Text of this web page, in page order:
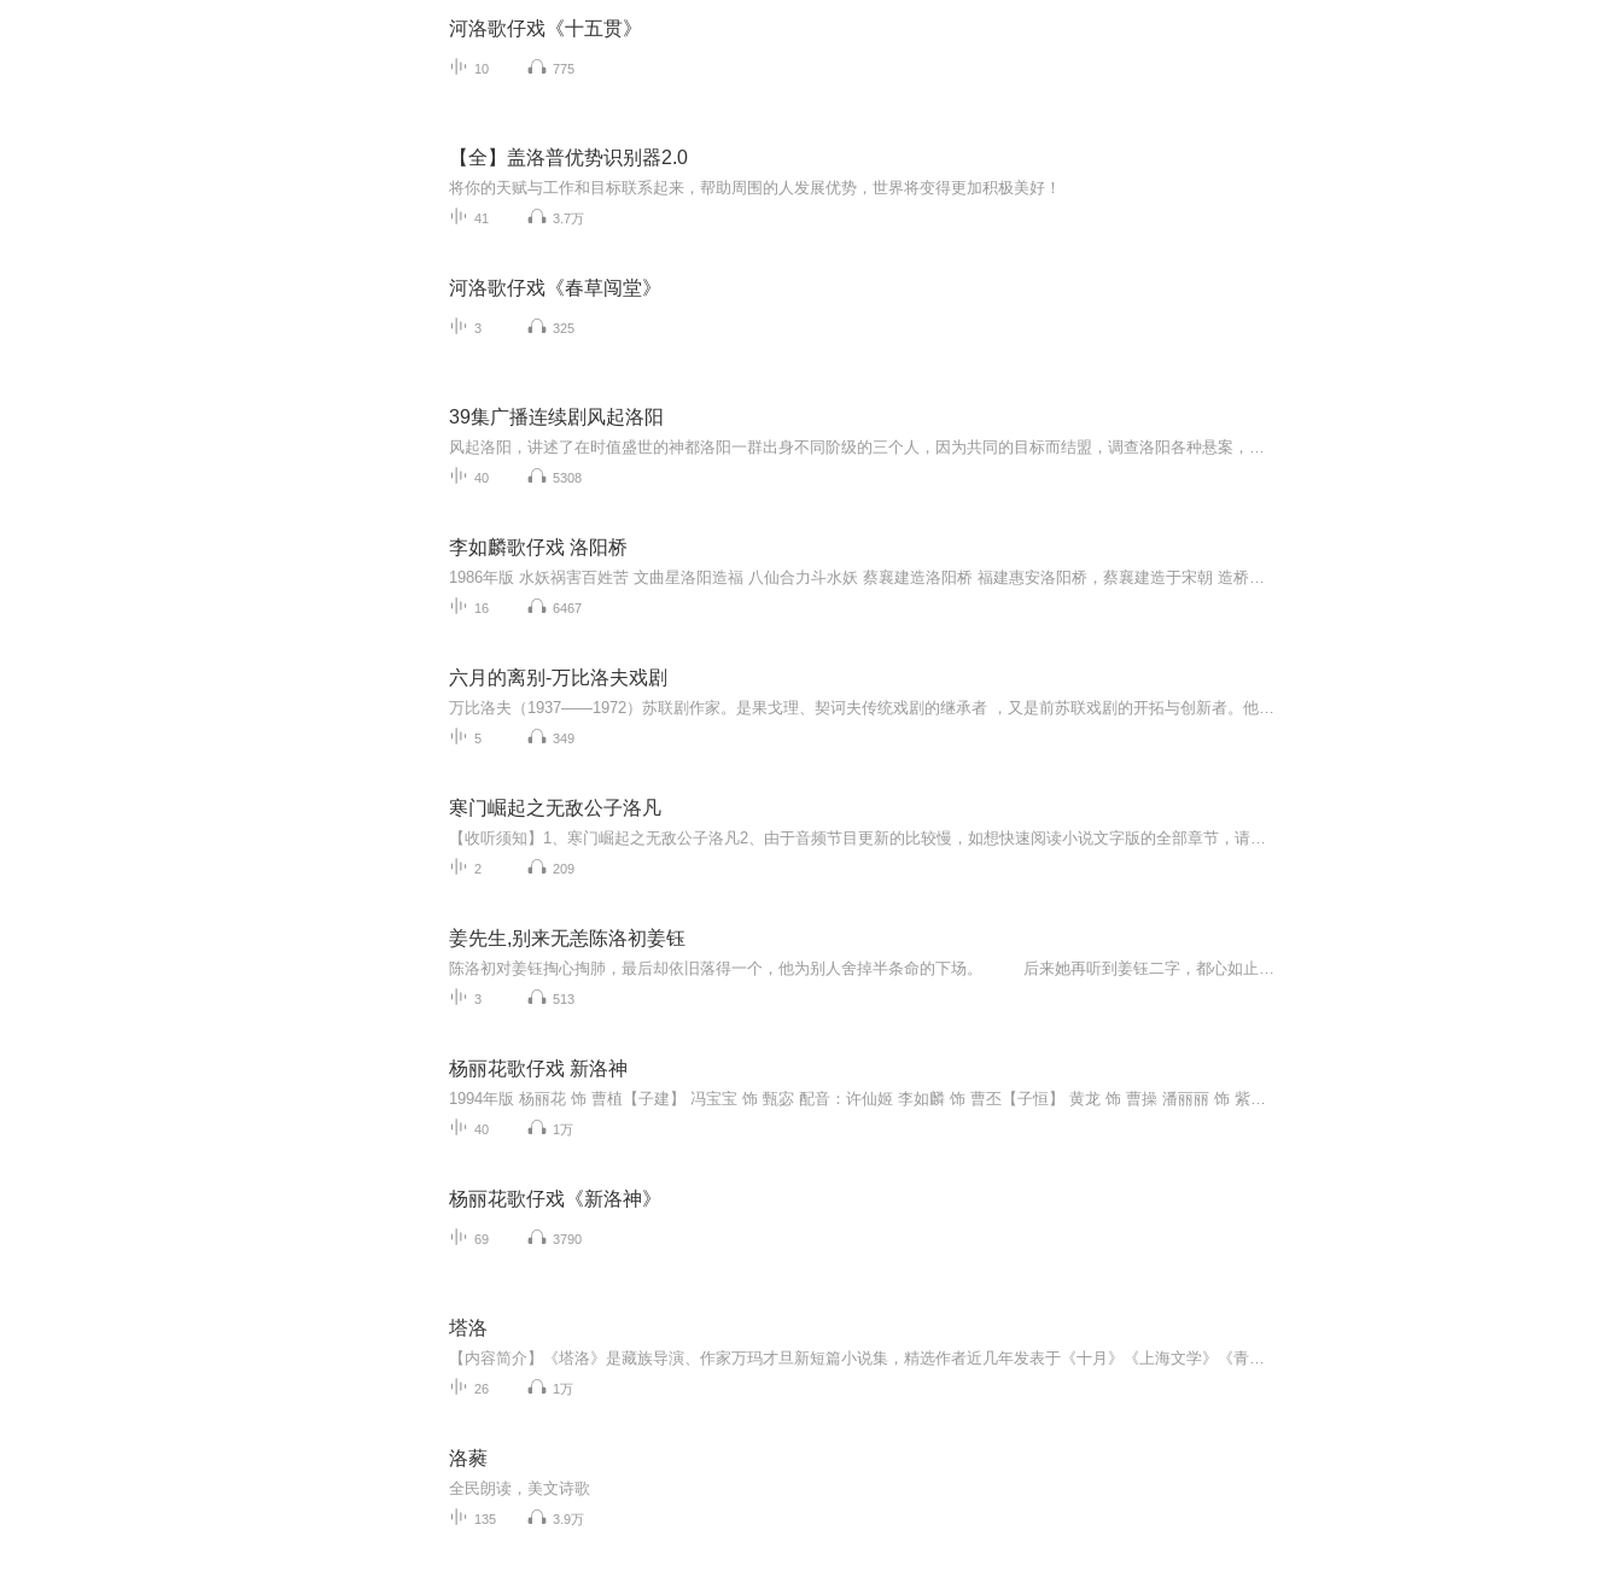
河洛歌仔戏《十五贯》
10 775
【全】盖洛普优势识别器2.0
将你的天赋与工作和目标联系起来，帮助周围的人发展优势，世界将变得更加积极美好！
41 3.7万
河洛歌仔戏《春草闯堂》
3 325
39集广播连续剧风起洛阳
风起洛阳，讲述了在时值盛世的神都洛阳一群出身不同阶级的三个人，因为共同的目标而结盟，调查洛阳各种悬案，最终粉碎春秋道的阴谋守护神都太平的故事。
40 5308
李如麟歌仔戏 洛阳桥
1986年版 水妖祸害百姓苦 文曲星洛阳造福 八仙合力斗水妖 蔡襄建造洛阳桥 福建惠安洛阳桥，蔡襄建造于宋朝 造桥故事很奇妙，中有八仙斗水妖 北极玄天上帝爷，遗留肚肠变龟蛇 也有排阵的蚂蚁，精彩内容整牛车 蔡福/蔡襄 - 李如麟 陈玉英 - 郭美珠 彩 云 - 杜玉琴 邱 拐 - 桂 冠 余 真 - 马维君 赵芙蓉 - 康铭惠 梁忠浩 - 唐美云 史仲春 - 王兰花
16 6467
六月的离别-万比洛夫戏剧
万比洛夫（1937——1972）苏联剧作家。是果戈理、契诃夫传统戏剧的继承者 ，又是前苏联戏剧的开拓与创新者。他在苏联当代戏剧文学史上占据重要地位 ，形成了颇具影响力的“万比洛夫流派。他作品中的人物均离现实生活很近，是“人人心中有 ，人人笔下皆无”...
5 349
寒门崛起之无敌公子洛凡
【收听须知】1、寒门崛起之无敌公子洛凡2、由于音频节目更新的比较慢，如想快速阅读小说文字版的全部章节，请在微信中搜索公/众/号【黑葡萄文学】，关注后，并在公/众/号中回复：【375】，便可快速阅读小说文字版全集。（注意：需要在公/众/号中回复才有效...
2 209
姜先生,别来无恙陈洛初姜钰
陈洛初对姜钰掏心掏肺，最后却依旧落得一个，他为别人舍掉半条命的下场。 后来她再听到姜钰二字，都心如止水，再激不起一点波澜。 1、该专辑免费收听。2、在收听过程中，如想快速阅读小说文字版全集，或者你有其他任何问题，请在微信中搜...
3 513
杨丽花歌仔戏 新洛神
1994年版 杨丽花 饰 曹植【子建】 冯宝宝 饰 甄宓 配音：许仙姬 李如麟 饰 曹丕【子恒】 黄龙 饰 曹操 潘丽丽 饰 紫嫣 陈亚兰 饰 郭笑 小凤仙 饰 曹母
40 1万
杨丽花歌仔戏《新洛神》
69 3790
塔洛
【内容简介】《塔洛》是藏族导演、作家万玛才旦新短篇小说集，精选作者近几年发表于《十月》《上海文学》《青海湖》《芳草》等杂志的中短篇小说十部，这十部藏地故事形态各异，反映了藏地的现实生存状态及人世百象。其中，《塔洛》一文被作者改编为同名电...
26 1万
洛蕤
全民朗读，美文诗歌
135 3.9万